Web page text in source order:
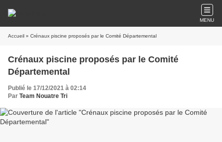
MENU
Accueil » Crénaux piscine proposés par le Comité Départemental
Crénaux piscine proposés par le Comité
Départemental
Publié le 17/12/2021 à 02:14
Par Team Nouatre Tri